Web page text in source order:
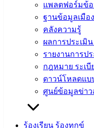
แพลตฟอร์มข้อมู
ฐานข้อมูลเมือง
คลังความรู้
ผลการประเมิ
รายงานการป
กฎหมาย ระเบี
ดาวน์โหลดแบ
ศูนย์ข้อมูลข่าว
ร้องเรียน ร้องทุกข์
เทศบาล
สายตรง
นายก
ประวัติ
เทศบาล
ผู้บริหาร
และ
หัวหน้า
ส่วน